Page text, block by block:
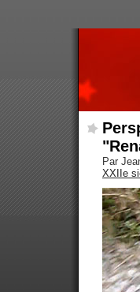
Par
XXIIe